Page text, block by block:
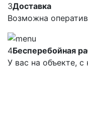
3Доставка
Возможна
4Бесперебойная
У вас на объекте,